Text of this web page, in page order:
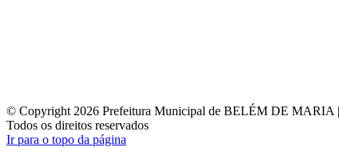
© Copyright 2026 Prefeitura Municipal de BELÉM DE MARIA |
Todos os direitos reservados
Ir para o topo da página